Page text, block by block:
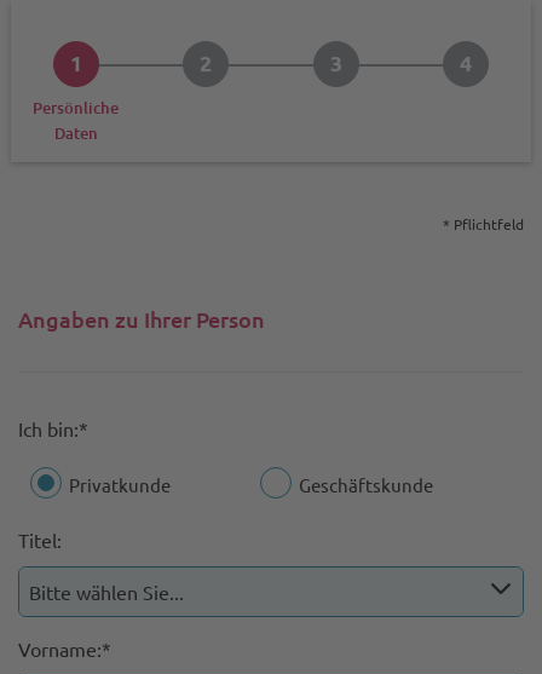
1
Persönliche
Daten
2 3 4
* Pflichtfeld
Angaben zu Ihrer Person
Ich bin:*
Privatkunde Geschäftskunde
Titel:
Vorname:*